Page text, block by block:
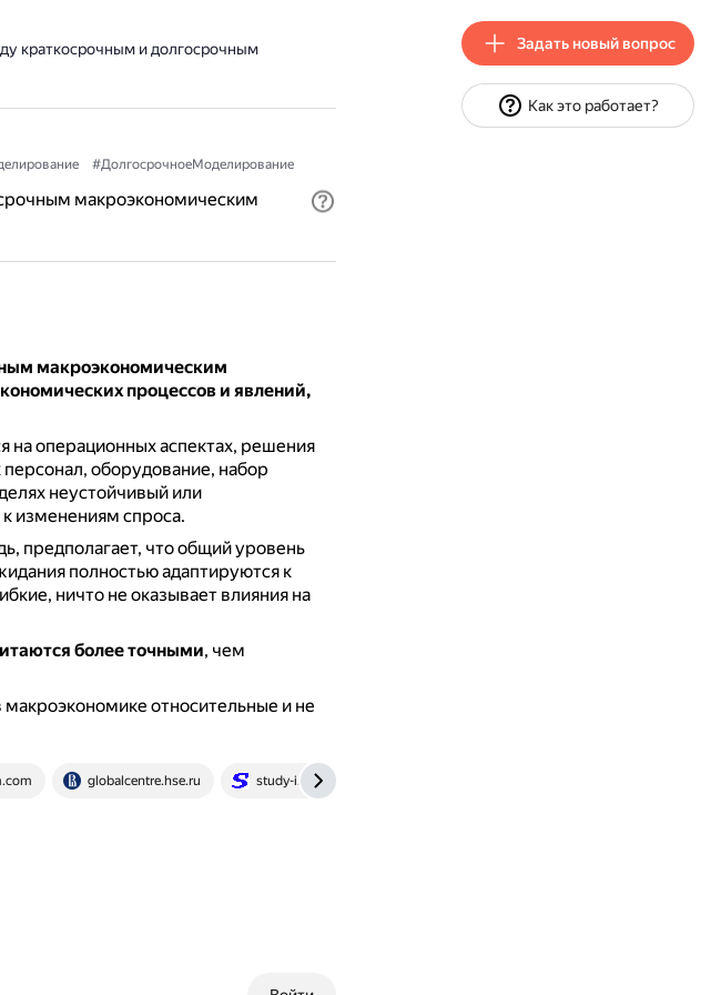
краткосрочным и долгосрочным
#ДолгосрочноеМоделирование
макроэкономическим
макроэкономическим
процессов и явлений,
на операционных аспектах, решения
оборудование, набор
неустойчивый или
изменениям спроса.
предполагает, что общий уровень
полностью адаптируются к
ничто не оказывает влияния на
более точными, чем
относительные и не
globalcentre.hse.ru study-i.ru
Задать новый вопрос
Как это работает?